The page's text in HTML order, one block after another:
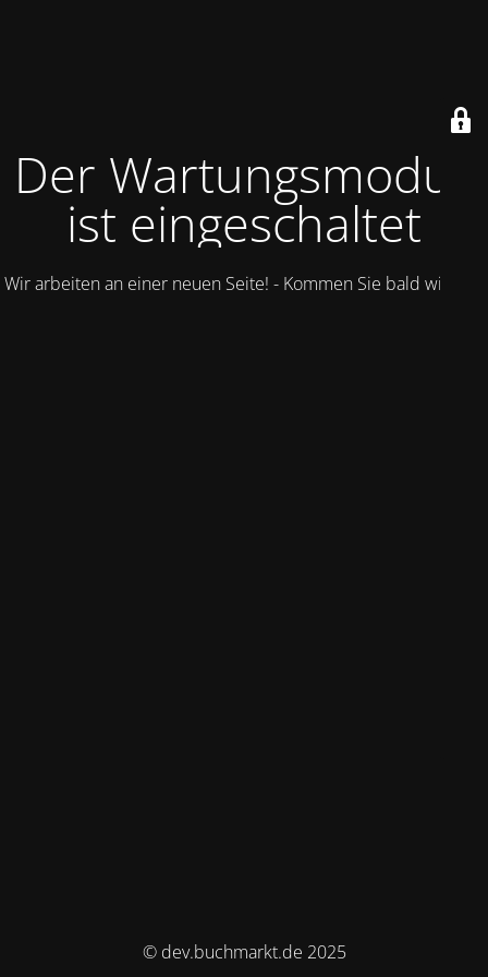
Der Wartungsmodus
ist eingeschaltet
Wir arbeiten an einer neuen Seite! - Kommen Sie bald wieder.
© dev.buchmarkt.de 2025